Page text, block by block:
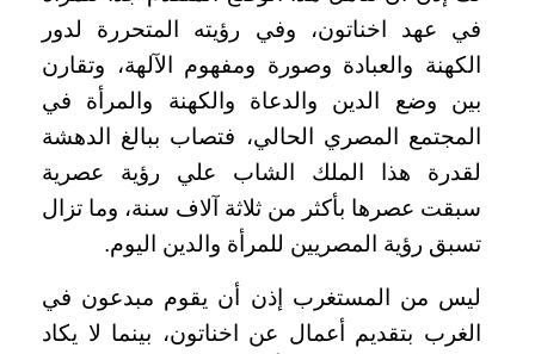
في عهد اخناتون، وفي رؤيته المتحررة لدور
الكهنة والعبادة وصورة ومفهوم الآلهة، وتقارن
بين وضع الدين والدعاة والكهنة والمرأة في
المجتمع المصري الحالي، فتصاب ببالغ الدهشة
لقدرة هذا الملك الشاب علي رؤية عصرية
سبقت عصرها بأكثر من ثلاثة آلاف سنة، وما تزال
تسبق رؤية المصريين للمرأة والدين اليوم.
ليس من المستغرب إذن أن يقوم مبدعون في
الغرب بتقديم أعمال عن اخناتون، بينما لا يكاد